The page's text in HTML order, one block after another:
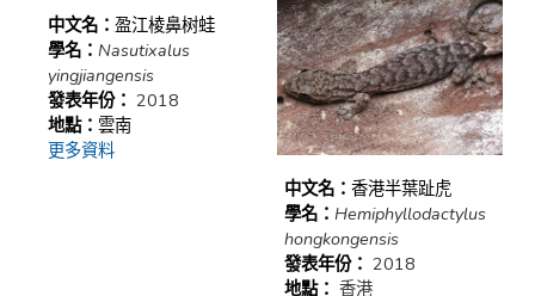
中文名： 盈江棱鼻树蛙
學名： Nasutixalus
yingjiangensis
發表年份： 2018
地點： 雲南
更多資料
中文名：香港半葉趾虎
學名：Hemiphyllodactylus
hongkongensis
發表年份： 2018
地點： 香港